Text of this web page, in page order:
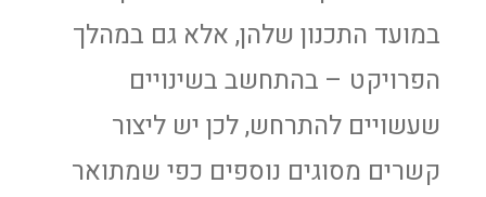
במועד התכנון שלהן, אלא גם במהלך
הפרויקט – בהתחשב בשינויים
שעשויים להתרחש, לכן יש ליצור
קשרים מסוגים נוספים כפי שמתואר